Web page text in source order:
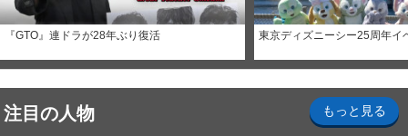
『GTO』連ドラが28年ぶり復活 東京ディズニーシー25周年イ
注目の人物 もっと見る